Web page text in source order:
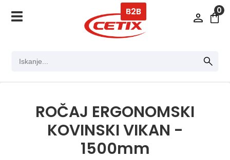
0
B2B
ROČAJ ERGONOMSKI
KOVINSKI VIKAN -
1500mm